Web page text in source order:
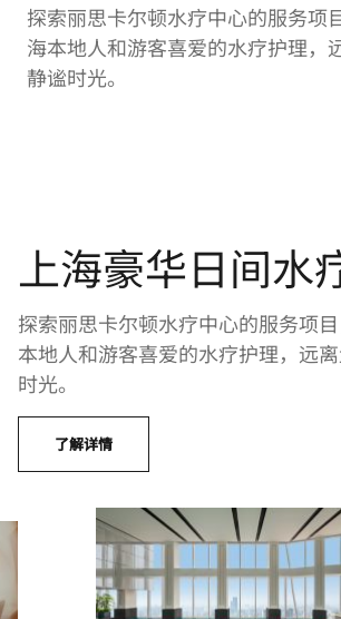
探索丽思卡尔顿水疗中心的服务项
海本地人和游客喜爱的水疗护理，
静谧时光。
上海豪华日间水
探索丽思卡尔顿水疗中心的服务项
本地人和游客喜爱的水疗护理，远
时光。
了解详情